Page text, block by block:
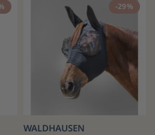
-29%
WALDHAUSEN